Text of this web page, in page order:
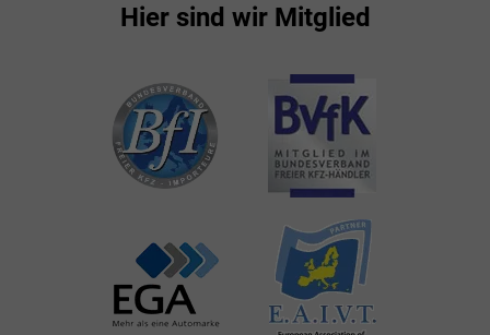
Hier sind wir Mitglied